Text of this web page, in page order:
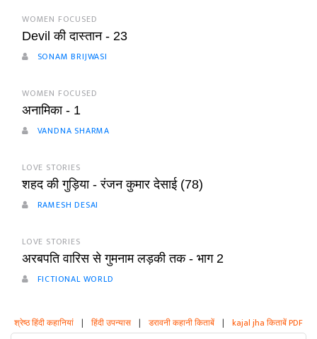
WOMEN FOCUSED
Devil की दास्तान - 23
SONAM BRIJWASI
WOMEN FOCUSED
अनामिका - 1
VANDNA SHARMA
LOVE STORIES
शहद की गुड़िया - रंजन कुमार देसाई (78)
RAMESH DESAI
LOVE STORIES
अरबपति वारिस से गुमनाम लड़की तक - भाग 2
FICTIONAL WORLD
श्रेष्ठ हिंदी कहानियां | हिंदी उपन्यास | डरावनी कहानी किताबें | kajal jha किताबें PDF